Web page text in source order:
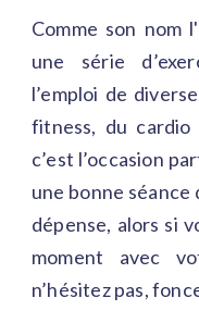
Comme son nom
une série
l’emploi de
fitness, du cardio
c’est l’occasion
une bonne séance
dépense, alors si
moment avec
n’hésitez pas,